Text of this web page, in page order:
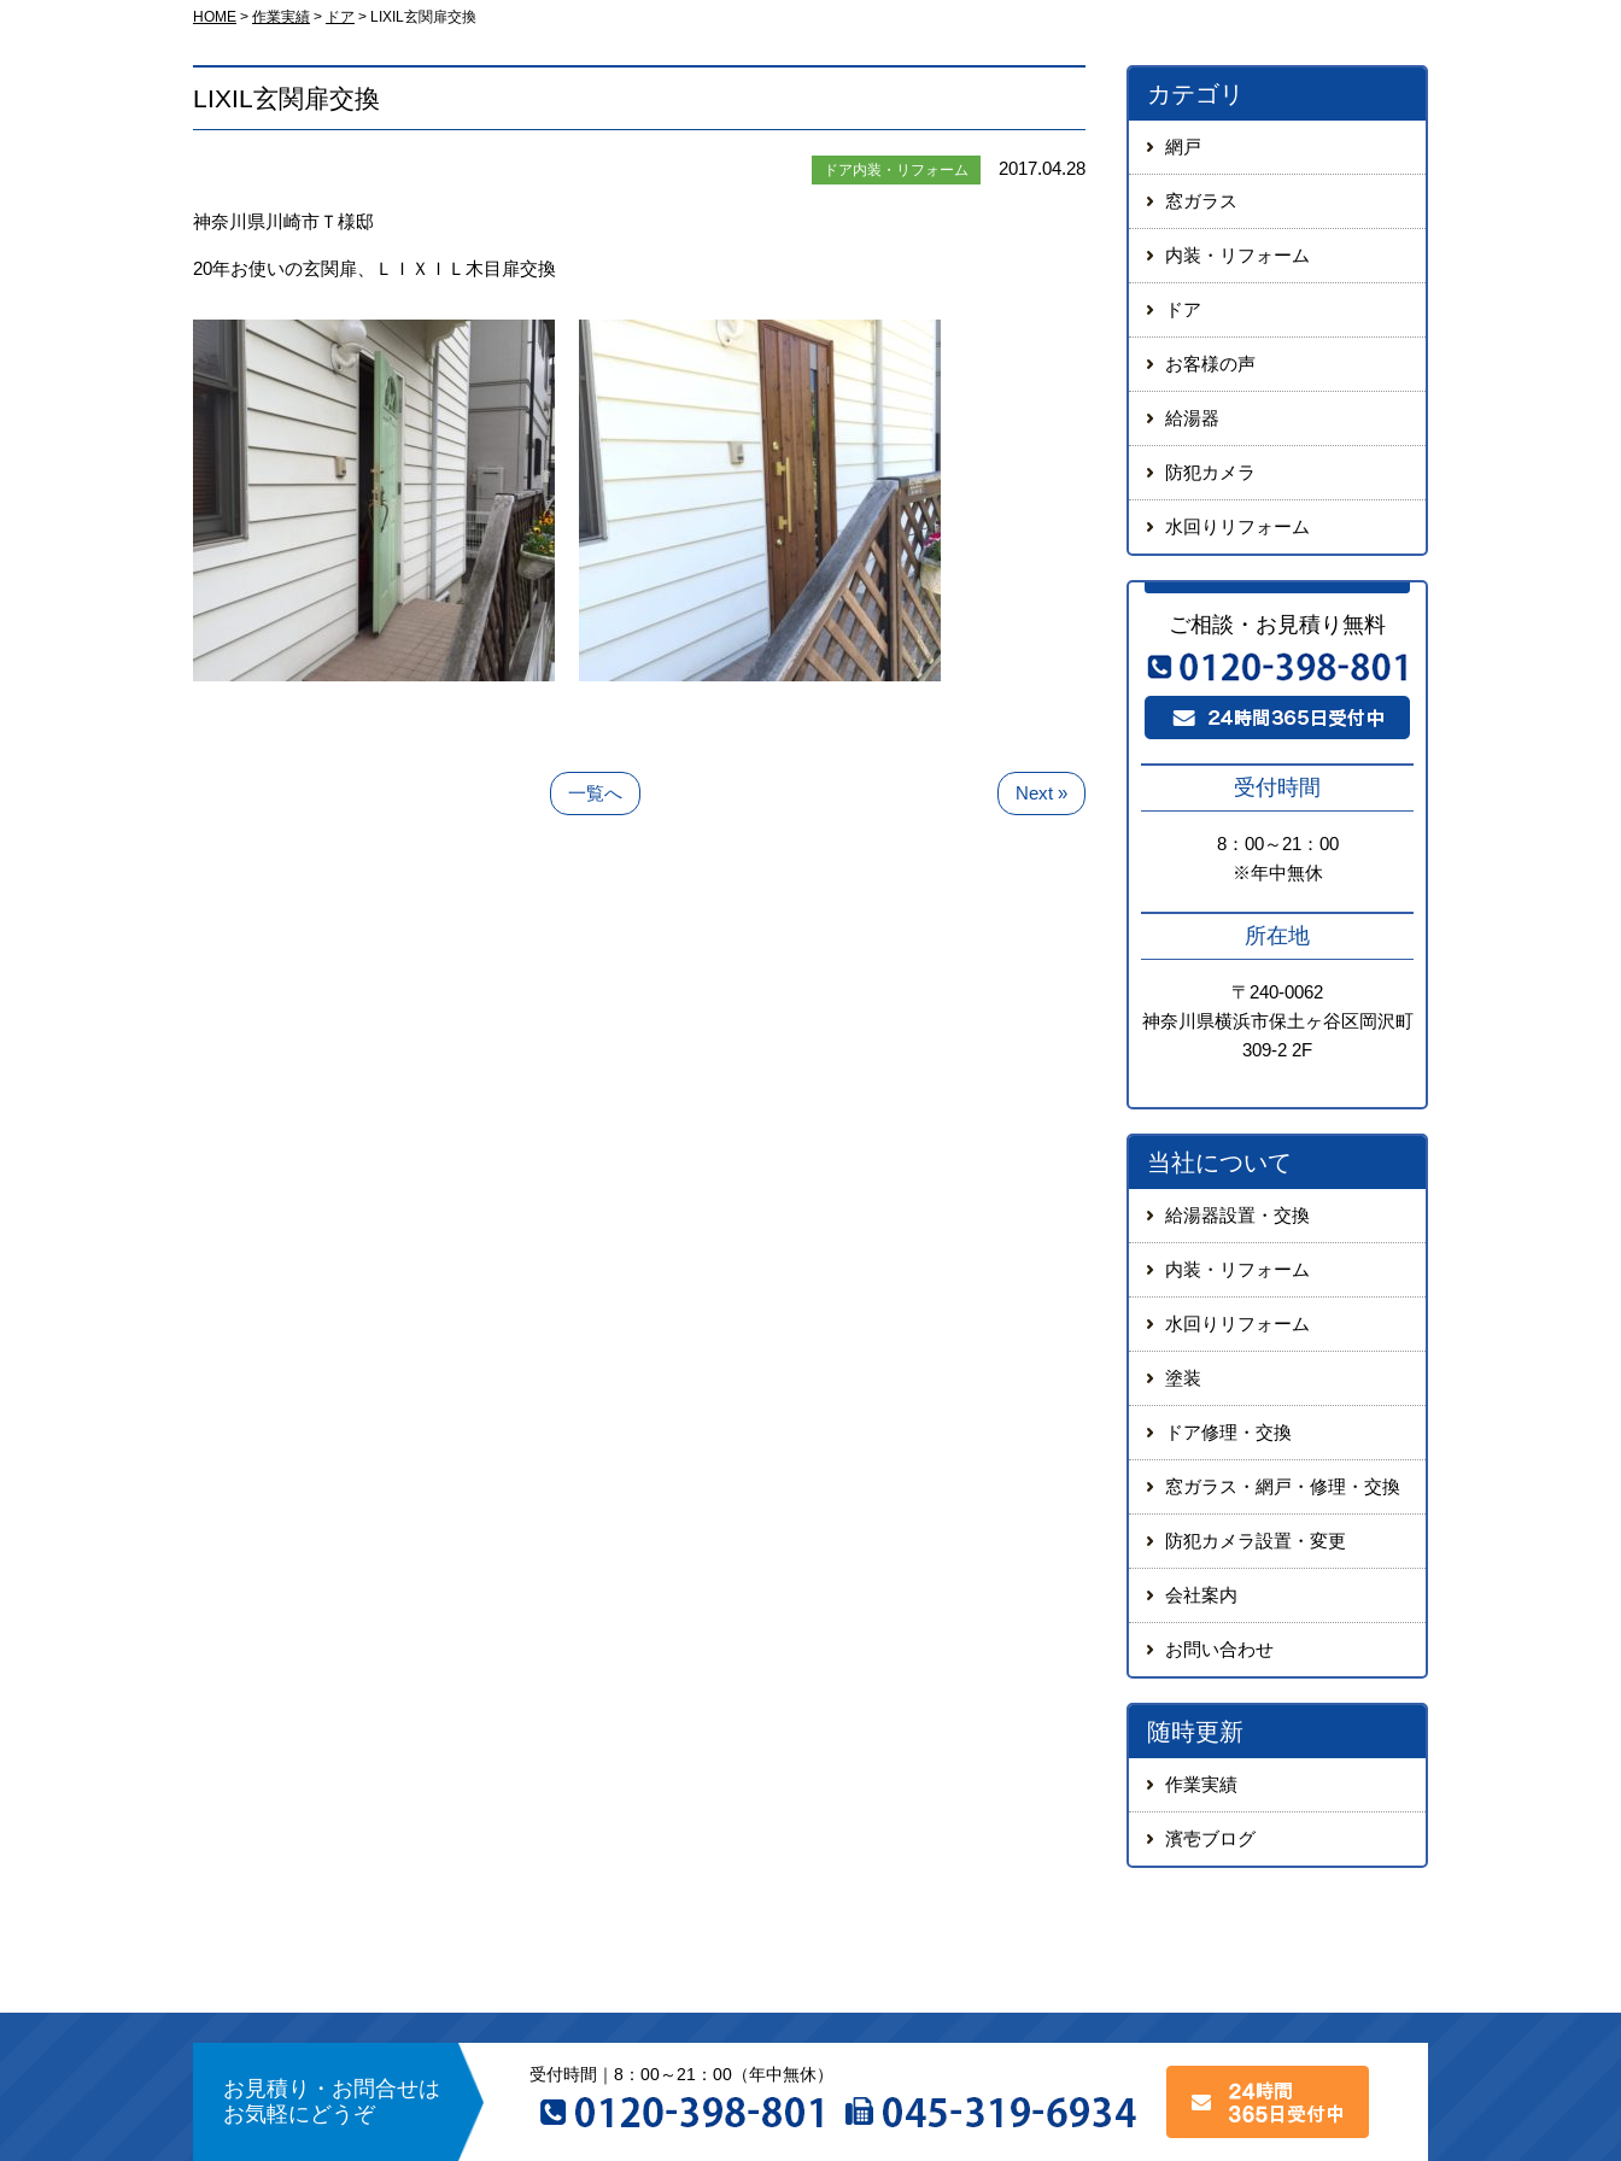
HOME > 作業実績 > ドア > LIXIL玄関扉交換
LIXIL玄関扉交換
ドア内装・リフォーム 2017.04.28
神奈川県川崎市Ｔ様邸
20年お使いの玄関扉、ＬＩＸＩＬ木目扉交換
一覧へ Next »
カテゴリ
網戸
窓ガラス
内装・リフォーム
ドア
お客様の声
給湯器
防犯カメラ
水回りリフォーム
ご相談・お見積り無料
受付時間
8：00～21：00
※年中無休
所在地
〒240-0062
神奈川県横浜市保土ヶ谷区岡沢町
309-2 2F
当社について
給湯器設置・交換
内装・リフォーム
水回りリフォーム
塗装
ドア修理・交換
窓ガラス・網戸・修理・交換
防犯カメラ設置・変更
会社案内
お問い合わせ
随時更新
作業実績
濱壱ブログ
お見積り・お問合せは
お気軽にどうぞ
受付時間｜8：00～21：00（年中無休）